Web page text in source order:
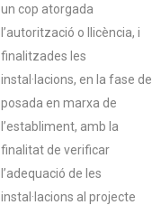
un cop atorgada
l’autorització o llicència, i
finalitzades les
instal·lacions, en la fase de
posada en marxa de
l’establiment, amb la
finalitat de verificar
l’adequació de les
instal·lacions al projecte